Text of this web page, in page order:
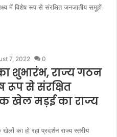
में विशेष रूप से संरक्षित जनजातीय समूहों
7, 2022 0
शुभारंभ, राज्य गठन
रूप से संरक्षित
खेल मड़ई का राज्य
का हो रहा प्रदर्शन राज्य स्तरीय